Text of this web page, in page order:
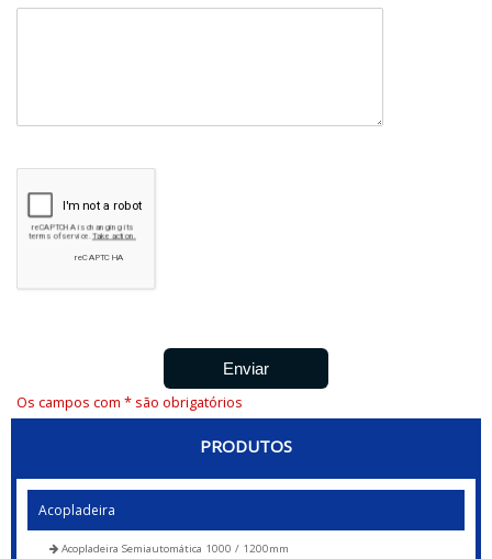
Os campos com * são obrigatórios
PRODUTOS
Acopladeira
Acopladeira Semiautomática 1000 / 1200mm